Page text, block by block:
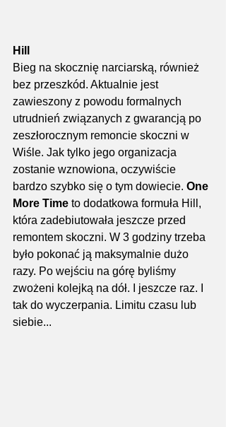
Hill
Bieg na skocznię narciarską, również
bez przeszkód. Aktualnie jest
zawieszony z powodu formalnych
utrudnień związanych z gwarancją po
zeszłorocznym remoncie skoczni w
Wiśle. Jak tylko jego organizacja
zostanie wznowiona, oczywiście
bardzo szybko się o tym dowiecie. One
More Time to dodatkowa formuła Hill,
która zadebiutowała jeszcze przed
remontem skoczni. W 3 godziny trzeba
było pokonać ją maksymalnie dużo
razy. Po wejściu na górę byliśmy
zwożeni kolejką na dół. I jeszcze raz. I
tak do wyczerpania. Limitu czasu lub
siebie...